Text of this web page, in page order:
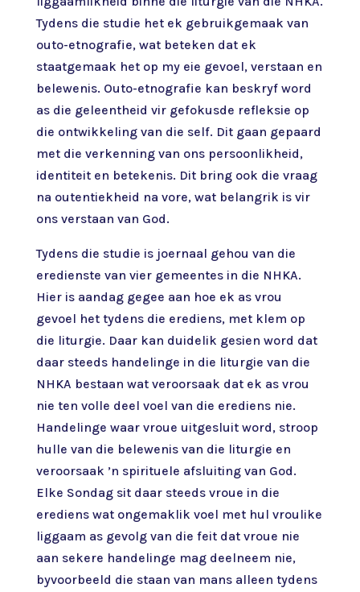
Tydens die studie het ek gebruikgemaak van
outo-etnografie, wat beteken dat ek
staatgemaak het op my eie gevoel, verstaan en
belewenis. Outo-etnografie kan beskryf word
as die geleentheid vir gefokusde refleksie op
die ontwikkeling van die self. Dit gaan gepaard
met die verkenning van ons persoonlikheid,
identiteit en betekenis. Dit bring ook die vraag
na outentiekheid na vore, wat belangrik is vir
ons verstaan van God.
Tydens die studie is joernaal gehou van die
eredienste van vier gemeentes in die NHKA.
Hier is aandag gegee aan hoe ek as vrou
gevoel het tydens die erediens, met klem op
die liturgie. Daar kan duidelik gesien word dat
daar steeds handelinge in die liturgie van die
NHKA bestaan wat veroorsaak dat ek as vrou
nie ten volle deel voel van die erediens nie.
Handelinge waar vroue uitgesluit word, stroop
hulle van die belewenis van die liturgie en
veroorsaak ’n spirituele afsluiting van God.
Elke Sondag sit daar steeds vroue in die
erediens wat ongemaklik voel met hul vroulike
liggaam as gevolg van die feit dat vroue nie
aan sekere handelinge mag deelneem nie,
byvoorbeeld die staan van mans alleen tydens